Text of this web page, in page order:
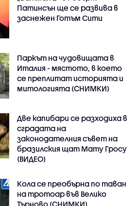
Патинсън ще се развива в
заснежен Готъм Сити
Паркът на чудовищата в
Италия - мястото, в което
се преплитат историята и
митологията (СНИМКИ)
Две капибари се разходиха в
сградата на
законодателния съвет на
бразилския щат Мату Гросу
(ВИДЕО)
Кола се преобърна по таван
на тротоар във Велико
Търново (СНИМКИ)